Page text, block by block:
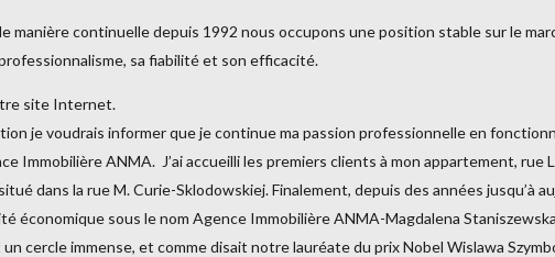
manière continuelle depuis 1992 nous occupons une position stable sur le
sa fiabilité et son efficacité.
site Internet.
je voudrais informer que je continue ma passion professionnelle en
Immobilière ANMA. J’ai accueilli les premiers clients à mon appartement,
dans la rue M. Curie-Sklodowskiej. Finalement, depuis des années jusqu’à
économique sous le nom Agence Immobilière ANMA-Magdalena
cercle immense, et comme disait notre lauréate du prix Nobel Wislawa